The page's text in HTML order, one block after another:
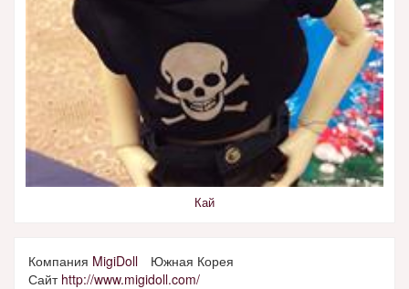
Кай
Компания MigiDoll
Южная Корея
Сайт http://www.migidoll.com/